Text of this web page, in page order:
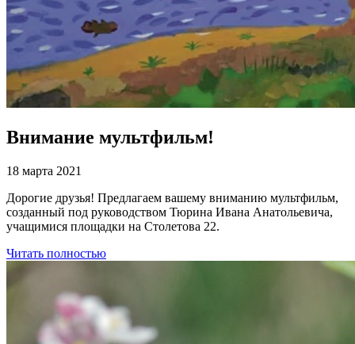
Внимание мультфильм!
18 марта 2021
Дорогие друзья! Предлагаем вашему вниманию мультфильм,
созданный под руководством Тюрина Ивана Анатольевича,
учащимися площадки на Столетова 22.
Читать полностью